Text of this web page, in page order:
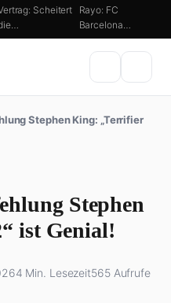
Scheitert
Rayo: FC
Barcelona…
Stephen King: „Terrifier
Stephen
ist Genial!
4 Min. Lesezeit565 Aufrufe